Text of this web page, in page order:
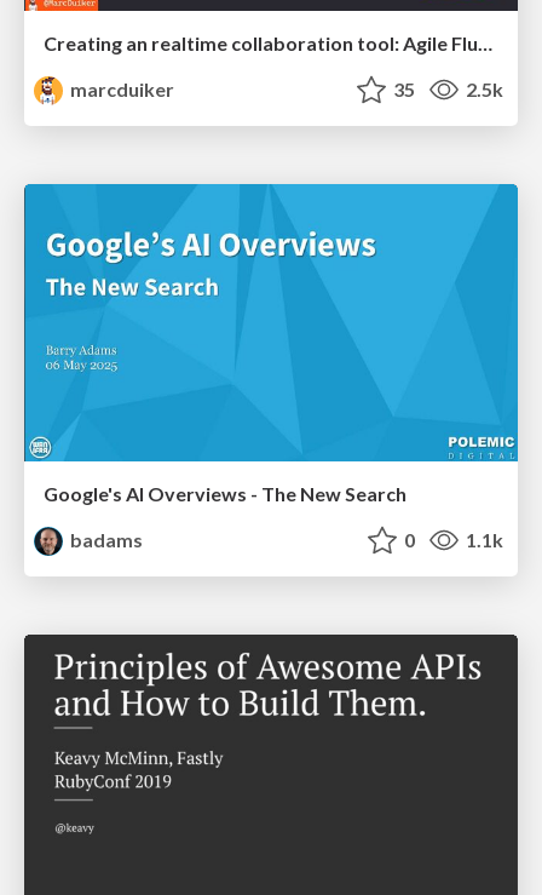
Creating an realtime collaboration tool: Agile Flush - .NET Oxford
marcduiker
35 2.5k
Google's AI Overviews - The New Search
badams
0 1.1k